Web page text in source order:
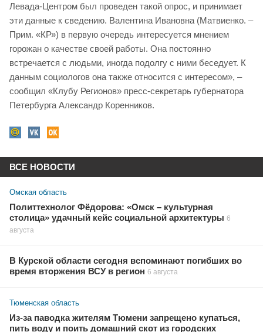
Левада-Центром был проведен такой опрос, и принимает
эти данные к сведению. Валентина Ивановна (Матвиенко. –
Прим. «КР») в первую очередь интересуется мнением
горожан о качестве своей работы. Она постоянно
встречается с людьми, иногда подолгу с ними беседует. К
данным социологов она также относится с интересом», –
сообщил «Клубу Регионов» пресс-секретарь губернатора
Петербурга Александр Коренников.
ВСЕ НОВОСТИ
Омская область
Политтехнолог Фёдорова: «Омск – культурная
столица» удачный кейс социальной архитектуры 6
августа
В Курской области сегодня вспоминают погибших во
время вторжения ВСУ в регион 6 августа
Тюменская область
Из-за паводка жителям Тюмени запрещено купаться,
пить воду и поить домашний скот из городских